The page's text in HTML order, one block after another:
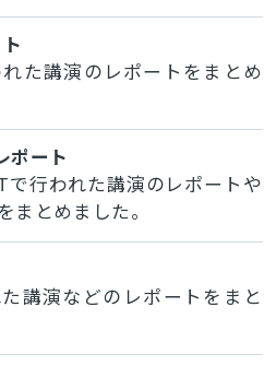
れた講演のレポートをまとめ
ート
で行われた講演のレポートや
まとめました。
講演などのレポートをまと